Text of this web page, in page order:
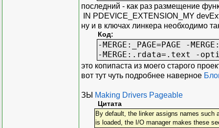
последний - как раз размещение
IN PDEVICE_EXTENSION_MY
ну и в ключах линкера необходимо
Код:
-MERGE:_PAGE=PAGE -
-MERGE:.rdata=.text -
это копипаста из моего старого
вот тут чуть подробнее наверное
ЗЫ Making Drivers Pageable
Цитата
By default, the linker assigns names such
is loaded, the I/O manager makes these